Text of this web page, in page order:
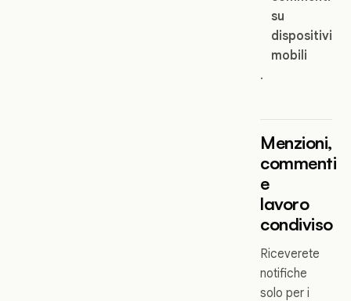
su
dispositivi
mobili
.
Menzioni,
commenti
e
lavoro
condiviso
Riceverete
notifiche
solo per i